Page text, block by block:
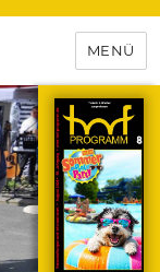
MENÜ